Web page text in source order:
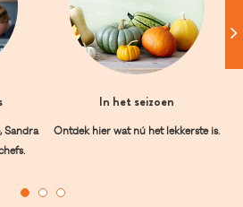
Sandra
In het seizoen
Ontdek hier wat nú het lekkerste is.